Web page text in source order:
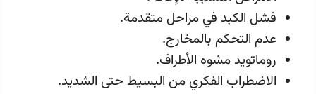
فشل الكبد في مراحل متقدمة.
عدم التحكم بالمخارج.
روماتويد مشوه الأطراف.
الاضطراب الفكري من البسيط حتى الشديد.